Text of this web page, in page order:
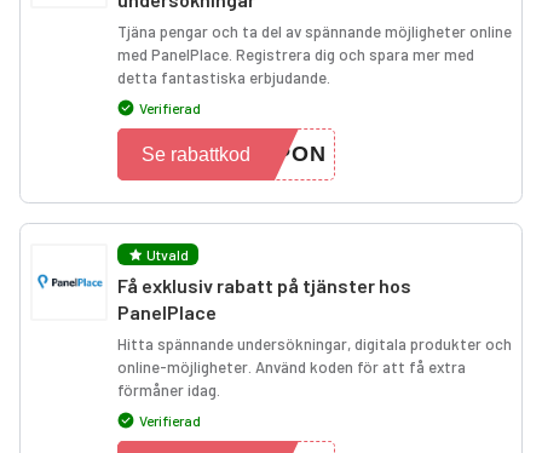
Tjäna pengar och ta del av spännande möjligheter online
med PanelPlace. Registrera dig och spara mer med
detta fantastiska erbjudande.
Verifierad
UPON
Se rabattkod
Utvald
Få exklusiv rabatt på tjänster hos
PanelPlace
Hitta spännande undersökningar, digitala produkter och
online-möjligheter. Använd koden för att få extra
förmåner idag.
Verifierad